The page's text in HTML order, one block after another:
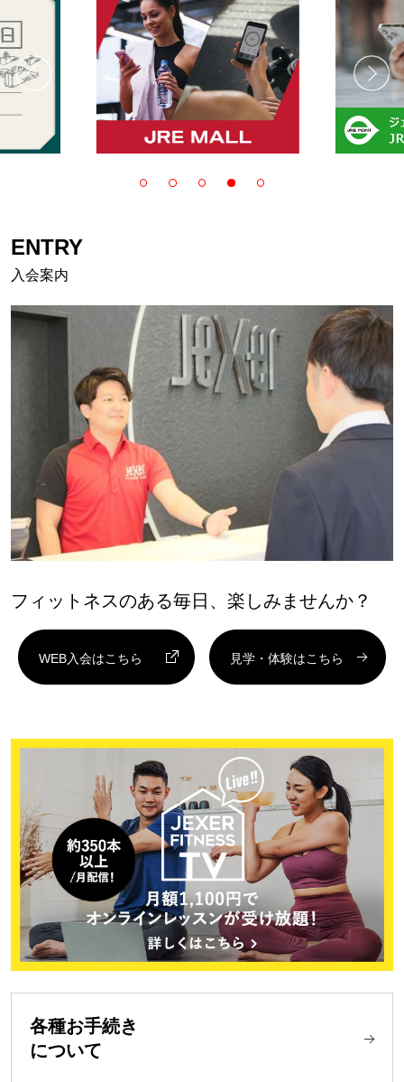
ENTRY
入会案内
フィットネスのある毎日、楽しみませんか？
WEB入会はこちら 見学・体験はこちら
各種お手続き
について